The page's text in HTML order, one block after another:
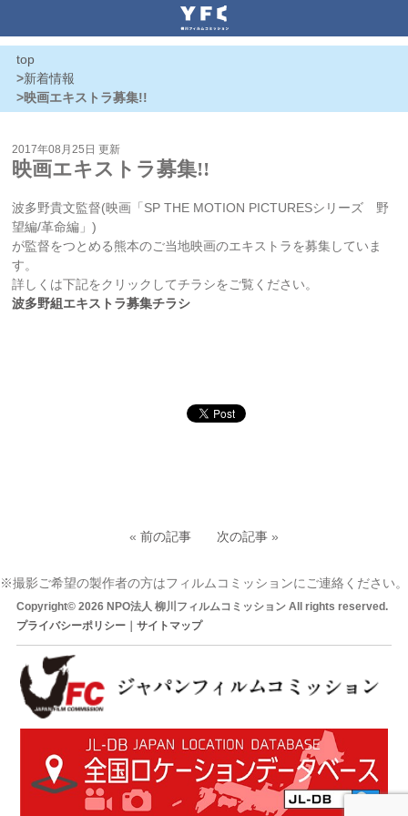
top
>新着情報
>映画エキストラ募集!!
2017年08月25日 更新
映画エキストラ募集!!
波多野貴文監督(映画「SP THE MOTION PICTURESシリーズ 野
望編/革命編」)
が監督をつとめる熊本のご当地映画のエキストラを募集していま
す。
詳しくは下記をクリックしてチラシをご覧ください。
波多野組エキストラ募集チラシ
« 前の記事 次の記事»
※撮影ご希望の製作者の方はフィルムコミッションにご連絡ください。
Copyright© 2026 NPO法人 柳川フィルムコミッション All rights reserved.
プライバシーポリシー｜ サイトマップ